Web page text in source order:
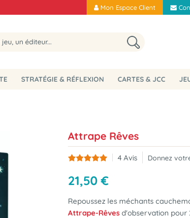
Mon Espace Client
STRATÉGIE & RÉFLEXION CARTES & JCC
Attrape Rêves
4 Avis Donnez
21,50 €
Repoussez les méchants
Attrape-Rêves d'observation pour